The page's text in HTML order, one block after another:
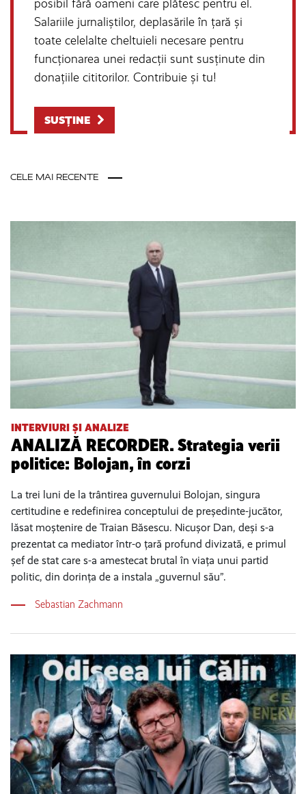
posibil fără oameni care plătesc pentru el.
Salariile jurnaliștilor, deplasările în țară și
toate celelalte cheltuieli necesare pentru
funcționarea unei redacții sunt susținute din
donațiile cititorilor. Contribuie și tu!
SUSȚINE
CELE MAI RECENTE
INTERVIURI ȘI ANALIZE
ANALIZĂ RECORDER. Strategia verii
politice: Bolojan, în corzi
La trei luni de la trântirea guvernului Bolojan, singura
certitudine e redefinirea conceptului de președinte-jucător,
lăsat moștenire de Traian Băsescu. Nicușor Dan, deși s-a
prezentat ca mediator într-o țară profund divizată, e primul
șef de stat care s-a amestecat brutal în viața unui partid
politic, din dorința de a instala „guvernul său”.
Sebastian Zachmann